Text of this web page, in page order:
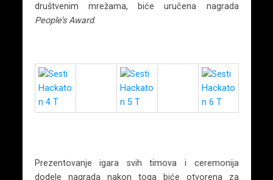
društvenim mrežama, biće uručena nagrada
People’s Award.
Prezentovanje igara svih timova i ceremonija
dodele nagrada nakon toga biće otvorena za